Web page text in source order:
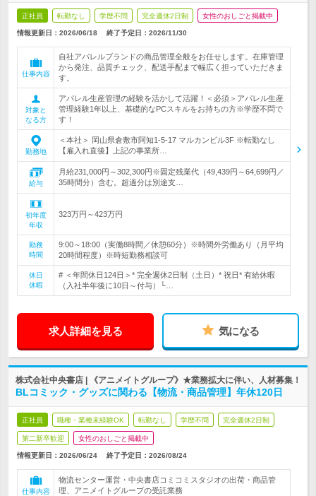
正社員 転勤なし 学歴不問 完全週休2日制 女性のおしごと掲載中
情報更新日：2026/06/18 終了予定日： 2026/11/30
仕事内容
自社アパレルブランドの商品管理全般をお任せします。在庫管理
から発注、品質チェック、配送手配まで幅広く担っていただきま
す。
対象と
なる方
アパレル生産管理の経験を活かして活躍！＜必須＞アパレル生産
管理経験1年以上、基礎的なPCスキルをお持ちの方※学歴不問で
す！
勤務地
＜本社＞ 岡山県倉敷市阿知1-5-17 マルカンビル3F ※転勤なし
【雇入れ直後】上記の事業所…
給与
月給231,000円～302,300円※固定残業代（49,439円～64,699円／
35時間分）含む。超過分は別途支…
初年度
年収
323万円～423万円
勤務
時間
9:00～18:00（実働8時間／休憩60分）※時間外労働あり（月平均
20時間程度）※時短勤務相談可
休日
休暇
# ＜年間休日124日＞* 完全週休2日制（土日）* 祝日* 有給休暇
（入社半年後に10日～付与）└…
求人詳細を見る 気になる
株式会社中央書店 | 《アニメイトグループ》★業務拡大に伴い、人材募集！
BLコミック・グッズに関わる【物流・商品管理】年休120日
正社員 職種・業種未経験OK 転勤なし 学歴不問 完全週休2日制
第二新卒歓迎 女性のおしごと掲載中
情報更新日：2026/06/24 終了予定日： 2026/08/24
仕事内容
物流センター運営・中央書店コミコミスタジオの出荷・商品管
理、アニメイトグループの受託業務